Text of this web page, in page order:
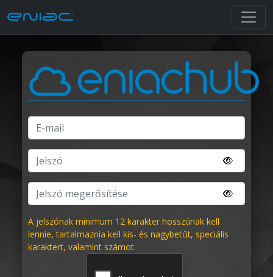
A jelszónak minimum 12 karakter hosszúnak kell
lennie, tartalmaznia kell kis- és nagybetűt, speciális
karaktert, valamint számot.